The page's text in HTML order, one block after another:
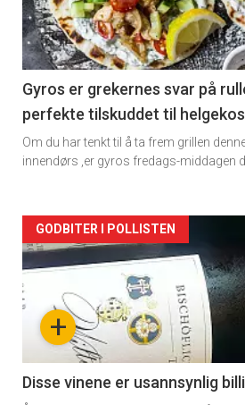
nå
-
2
Gyros er grekernes svar på
perfekte tilskuddet til
Om du har tenkt til å ta frem grillen
innendørs ,er gyros fredags-middagen
Forsiden
akkurat
nå
3
+
GODBITER I POLLISTEN
Disse vinene er usannsynlig